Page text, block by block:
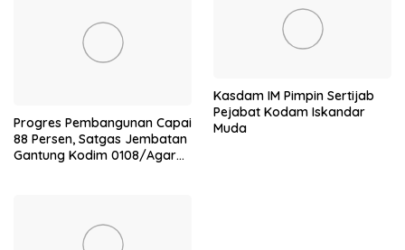
Progres Pembangunan Capai
88 Persen, Satgas Jembatan
Gantung Kodim 0108/Agara
Kasdam IM Pimpin Sertijab
Pejabat Kodam Iskandar
Muda